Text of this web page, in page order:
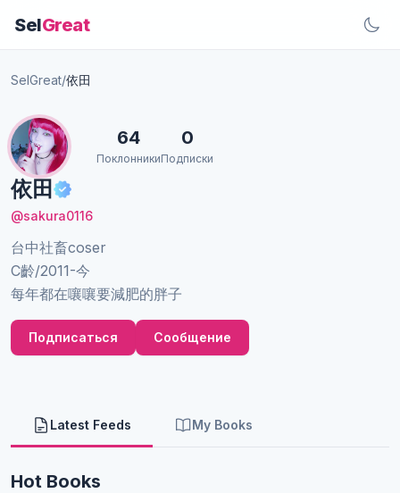
SelGreat
SelGreat/依田
依田
@sakura0116
台中社畜coser
C齡/2011-今
每年都在嚷嚷要減肥的胖子
64
Поклонники
0
Подписки
Подписаться Сообщение
Latest Feeds My Books
Hot Books